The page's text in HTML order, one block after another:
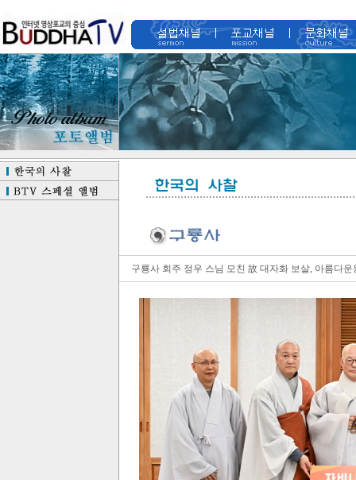
구룡사 회주 정우 스님 모친 故 대자화 보살, 아름다운